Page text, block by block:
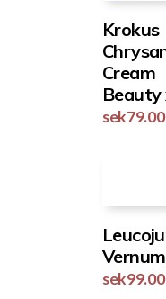
Krokus
Cream
Beauty
sek79.00
sek99.00